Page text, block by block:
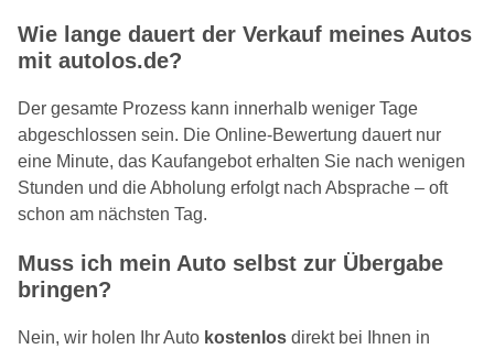
Wie lange dauert der Verkauf meines Autos
mit autolos.de?
Der gesamte Prozess kann innerhalb weniger Tage
abgeschlossen sein. Die Online-Bewertung dauert nur
eine Minute, das Kaufangebot erhalten Sie nach wenigen
Stunden und die Abholung erfolgt nach Absprache – oft
schon am nächsten Tag.
Muss ich mein Auto selbst zur Übergabe
bringen?
Nein, wir holen Ihr Auto kostenlos direkt bei Ihnen in